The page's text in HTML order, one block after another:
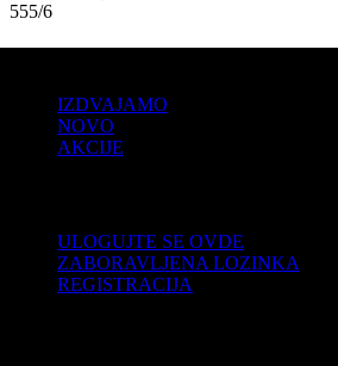
555/6
IZDVAJAMO
NOVO
AKCIJE
ULOGUJTE SE OVDE
ZABORAVLJENA LOZINKA
REGISTRACIJA